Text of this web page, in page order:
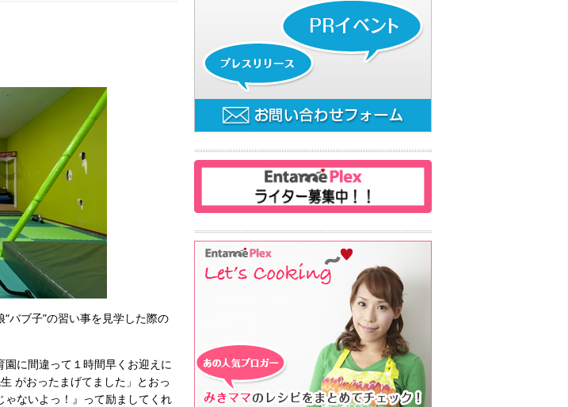
バブ子”の習い事を見学した際の
に間違って１時間早くお迎えに
がおったまげてました」とおっ
ないよっ！』って励ましてくれ